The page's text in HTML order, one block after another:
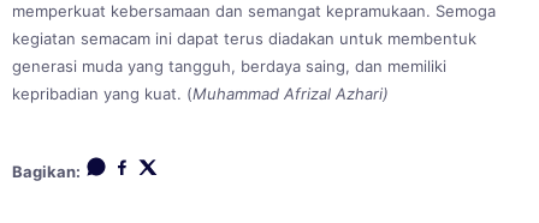
memperkuat kebersamaan dan semangat kepramukaan. Semoga
kegiatan semacam ini dapat terus diadakan untuk membentuk
generasi muda yang tangguh, berdaya saing, dan memiliki
kepribadian yang kuat. (Muhammad Afrizal Azhari)
Bagikan: